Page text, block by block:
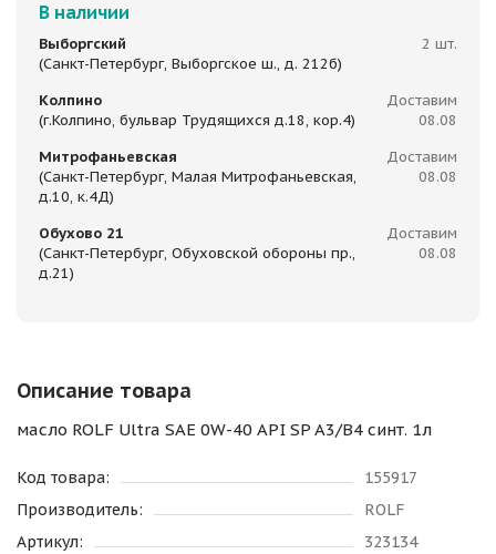
В наличии
Выборгский
(Санкт-Петербург, Выборгское ш., д. 212б)
2 шт.
Колпино
(г.Колпино, бульвар Трудящихся д.18, кор.4)
Доставим
08.08
Митрофаньевская
(Санкт-Петербург, Малая Митрофаньевская,
д.10, к.4Д)
Доставим
08.08
Обухово 21
(Санкт-Петербург, Обуховской обороны пр.,
д.21)
Доставим
08.08
Описание товара
масло ROLF Ultra SAE 0W-40 API SP A3/B4 синт. 1л
Код товара:
155917
Производитель:
ROLF
Артикул:
323134